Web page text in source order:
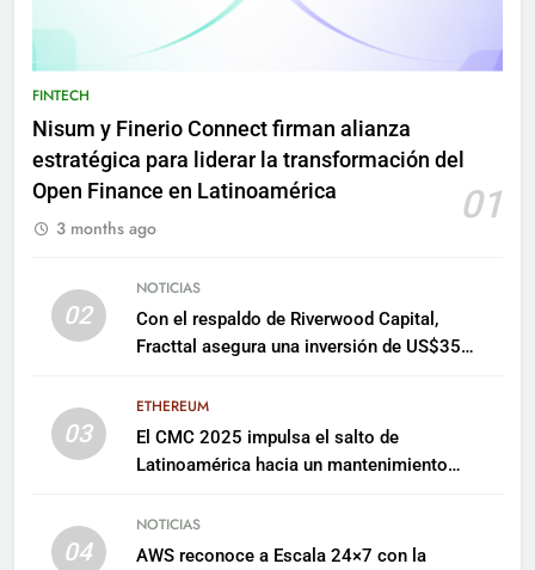
FINTECH
Nisum y Finerio Connect firman alianza
estratégica para liderar la transformación del
Open Finance en Latinoamérica
01
3 months ago
02
NOTICIAS
Con el respaldo de Riverwood Capital,
Fracttal asegura una inversión de US$35
03
ETHEREUM
El CMC 2025 impulsa el salto de
Latinoamérica hacia un mantenimiento
04
NOTICIAS
AWS reconoce a Escala 24×7 con la